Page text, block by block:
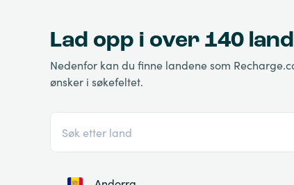
Lad opp i over 140 land
Nedenfor kan du finne landene som
ønsker i søkefeltet.